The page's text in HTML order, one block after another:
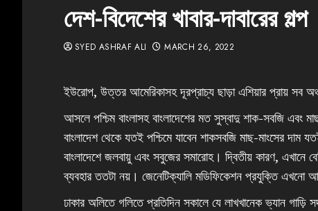
দেশ-বিদেশের খাবার-দাবারের গল্প
SYED ASHRAF ALI MARCH 26, 2022
ইউরোপ, উত্তর আমেরিকাসহ দূরপ্রাচ্য ছাড়া এশিয়ার প্রায় সব
আসলে পশ্চিম বাংলাসহ বাংলাদেশের মত সুস্বাদু শাক-সবজি এবং
বাংলাদেশ থেকে যতই পশ্চিমে যাবেন শাকসবজি মাছ-মাংসের
বাংলাদেশে জলবায়ু এবং সবুজের সমারোহ। দ্বিতীয় কারণ, এখানে
ব্যবহার ততটা নয়। জেনেটিক্যালি মডিফিকেশন প্রযুক্তি এখনো
ঢাকার অলিতে গলিতে প্রতিদিন সকালে যে লাখখানেক ভ্যান